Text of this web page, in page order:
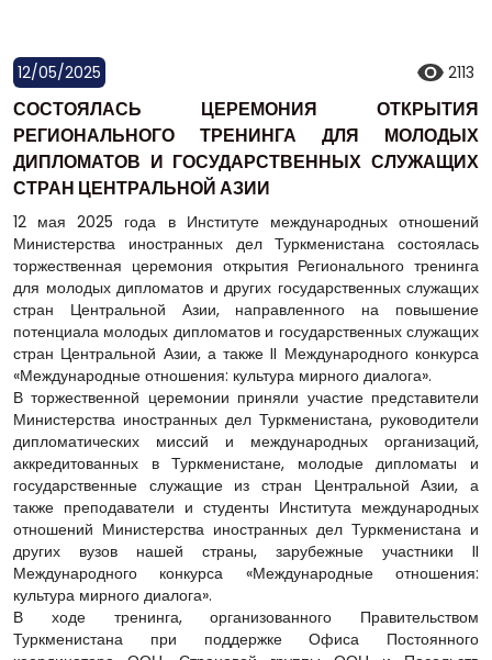
12/05/2025 2113
СОСТОЯЛАСЬ ЦЕРЕМОНИЯ ОТКРЫТИЯ
РЕГИОНАЛЬНОГО ТРЕНИНГА ДЛЯ МОЛОДЫХ
ДИПЛОМАТОВ И ГОСУДАРСТВЕННЫХ СЛУЖАЩИХ
СТРАН ЦЕНТРАЛЬНОЙ АЗИИ
12 мая 2025 года в Институте международных отношений
Министерства иностранных дел Туркменистана состоялась
торжественная церемония открытия Регионального тренинга
для молодых дипломатов и других государственных служащих
стран Центральной Азии, направленного на повышение
потенциала молодых дипломатов и государственных служащих
стран Центральной Азии, а также II Международного конкурса
«Международные отношения: культура мирного диалога».
В торжественной церемонии приняли участие представители
Министерства иностранных дел Туркменистана, руководители
дипломатических миссий и международных организаций,
аккредитованных в Туркменистане, молодые дипломаты и
государственные служащие из стран Центральной Азии, а
также преподаватели и студенты Института международных
отношений Министерства иностранных дел Туркменистана и
других вузов нашей страны, зарубежные участники II
Международного конкурса «Международные отношения:
культура мирного диалога».
В ходе тренинга, организованного Правительством
Туркменистана при поддержке Офиса Постоянного